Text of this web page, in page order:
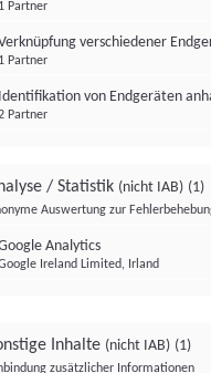
1 Partner
verschiedener
1 Partner
Identifikation von Endgeräten
2 Partner
/ Statistik (nicht IAB) (1)
Auswertung zur
Analytics
Ireland Limited, Irland
Inhalte (nicht IAB) (1)
zusätzlicher Informationen